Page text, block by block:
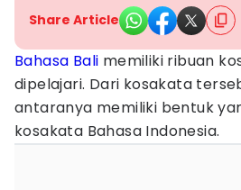
Share Article
Bahasa Bali memiliki ribuan
dipelajari. Dari kosakata
antaranya memiliki bentuk
kosakata Bahasa Indonesia.